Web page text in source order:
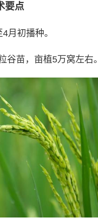
要点
月初播种。
谷苗，亩植5万窝左右。